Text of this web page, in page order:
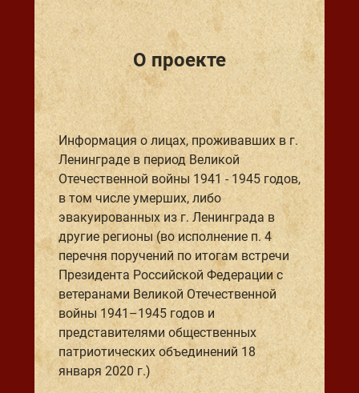
О проекте
Информация о лицах, проживавших в г.
Ленинграде в период Великой
Отечественной войны 1941 - 1945 годов,
в том числе умерших, либо
эвакуированных из г. Ленинграда в
другие регионы (во исполнение п. 4
перечня поручений по итогам встречи
Президента Российской Федерации с
ветеранами Великой Отечественной
войны 1941–1945 годов и
представителями общественных
патриотических объединений 18
января 2020 г.)